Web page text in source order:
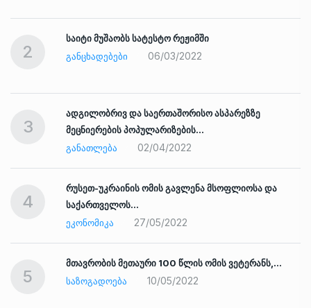
2
საიტი მუშაობს სატესტო რეჟიმში
ᲒᲐᲜᲪᲮᲐᲓᲔᲑᲔᲑᲘ
06/03/2022
3
ადგილობრივ და საერთაშორისო ასპარეზზე
მეცნიერების პოპულარიზების…
ᲒᲐᲜᲐᲗᲚᲔᲑᲐ
02/04/2022
4
რუსეთ-უკრაინის ომის გავლენა მსოფლიოსა და
საქართველოს…
ᲔᲙᲝᲜᲝᲛᲘᲙᲐ
27/05/2022
5
მთავრობის მეთაური 100 წლის ომის ვეტერანს,…
ᲡᲐᲖᲝᲒᲐᲓᲝᲔᲑᲐ
10/05/2022